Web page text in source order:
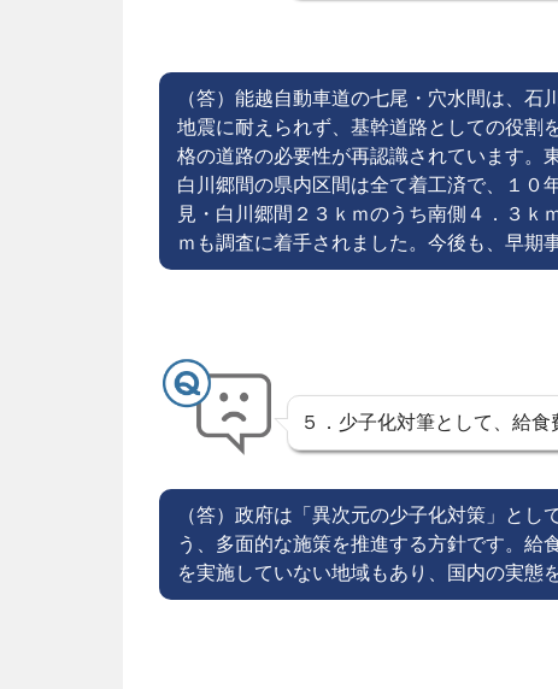
（答）能越自動車道の七尾・穴水間は、
地震に耐えられず、基幹道路としての役割
格の道路の必要性が再認識されています。
白川郷間の県内区間は全て着工済で、１０
見・白川郷間２３ｋｍのうち南側４．３ｋ
ｍも調査に着手されました。今後も、早期
５．少子化対筆として、給食
（答）政府は「異次元の少子化対策」と
う、多面的な施策を推進する方針です。給
を実施していない地域もあり、国内の実態